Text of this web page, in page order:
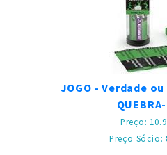
JOGO - Verdade
Preço:
Preço Sócio: